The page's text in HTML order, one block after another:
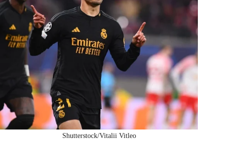
Shutterstock/Vitalii Vitleo